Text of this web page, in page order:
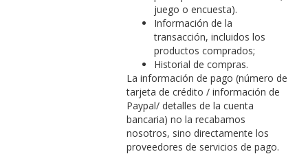
juego o encuesta).
Información de la
transacción, incluidos los
productos comprados;
Historial de compras.
La información de pago (número de
tarjeta de crédito / información de
Paypal/ detalles de la cuenta
bancaria) no la recabamos
nosotros, sino directamente los
proveedores de servicios de pago.